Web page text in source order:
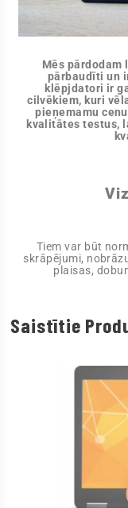
Mēs
pārbaudīti un
klēpjdatori ir
cilvēkiem, kuri
pieņemamu
kvalitātes testus,
Tiem var būt
skrāpējumi,
plaisas,
Saistītie